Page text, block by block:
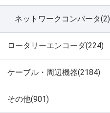
ネットワークコンバータ(2)
ロータリーエンコーダ(224)
ケーブル・周辺機器(2184)
その他(901)